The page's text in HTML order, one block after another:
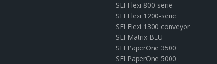
SEI Flexi 800-serie
SEI Flexi 1200-serie
SEI Flexi 1300 conveyor
SEI Matrix BLU
SEI PaperOne 3500
SEI PaperOne 5000